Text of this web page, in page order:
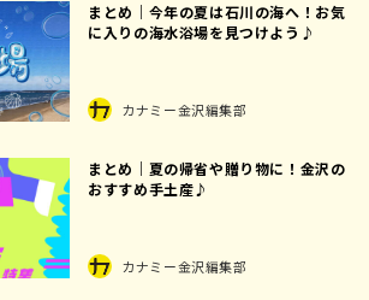
まとめ｜今年の夏は石川の海へ！お気
に入りの海水浴場を見つけよう♪
カナミー金沢編集部
まとめ｜夏の帰省や贈り物に！金沢の
おすすめ手土産♪
カナミー金沢編集部